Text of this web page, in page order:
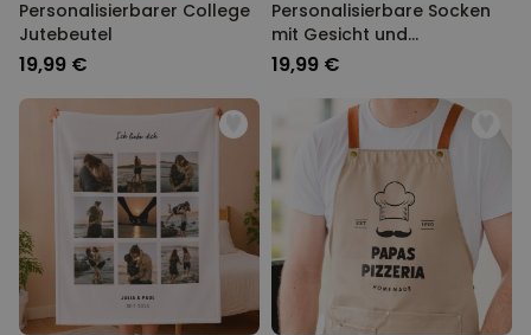
Personalisierbarer College
Jutebeutel
19,99 €
Personalisierbare Socken
mit Gesicht und
Hasenohren
19,99 €